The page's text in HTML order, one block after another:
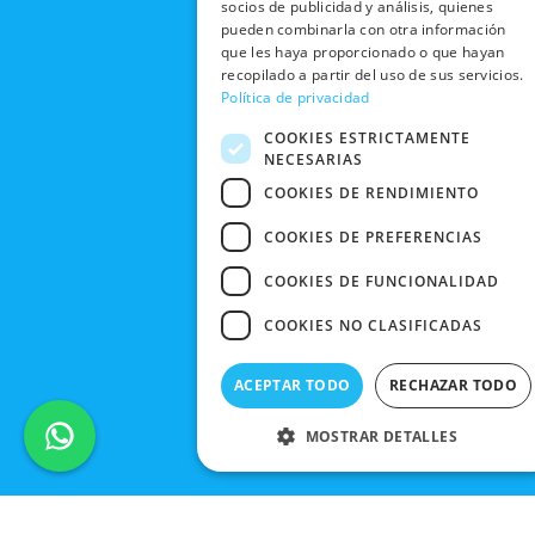
TIENDAS
BLACK
FRIDAY
CANCELAR
PEDIDO
socios de publicidad y análisis, quienes
pueden combinarla con otra información
que les haya proporcionado o que hayan
recopilado a partir del uso de sus servicios.
Política de privacidad
COOKIES ESTRICTAMENTE
NECESARIAS
COOKIES DE RENDIMIENTO
COOKIES DE PREFERENCIAS
COOKIES DE FUNCIONALIDAD
COOKIES NO CLASIFICADAS
ACEPTAR TODO RECHAZAR TODO
MOSTRAR DETALLES